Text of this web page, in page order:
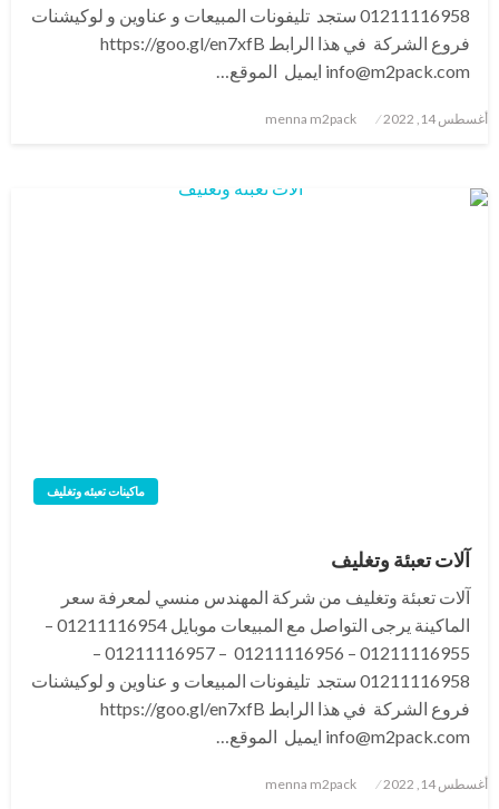
01211116958 ستجد تليفونات المبيعات و عناوين و لوكيشنات
فروع الشركة في هذا الرابط https://goo.gl/en7xfB
info@m2pack.com ايميل الموقع…
نُشر
أغسطس 14, 2022 menna m2pack
ماكينات تعبئه وتغليف
آلات تعبئة وتغليف
آلات تعبئة وتغليف من شركة المهندس منسي لمعرفة سعر
الماكينة يرجى التواصل مع المبيعات موبايل 01211116954 –
01211116955 – 01211116956 – 01211116957 –
01211116958 ستجد تليفونات المبيعات و عناوين و لوكيشنات
فروع الشركة في هذا الرابط https://goo.gl/en7xfB
info@m2pack.com ايميل الموقع…
نُشر
أغسطس 14, 2022 menna m2pack